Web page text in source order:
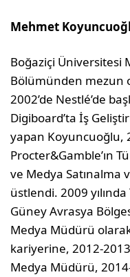
Mehmet
Boğaziçi Üniversitesi
Bölümünden mezun
2002’de Nestlé’de
Digiboard’ta İş
yapan Koyuncuoğlu,
Procter&Gamble’ın
ve Medya Satınalma
üstlendi. 2009
Güney Avrasya
Medya Müdürü olarak
kariyerine, 2012-
Medya Müdürü,